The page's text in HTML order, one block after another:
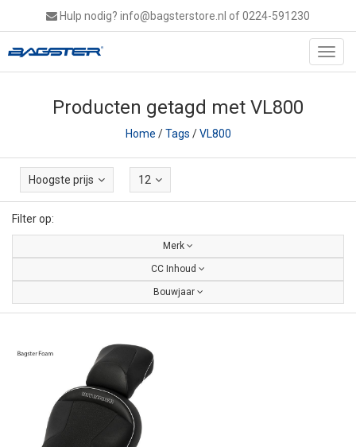
Hulp nodig? info@bagsterstore.nl of 0224-591230
Producten getagd met VL800
Home /Tags /VL800
Hoogste prijs 12
Filter op:
Merk
CC Inhoud
Bouwjaar